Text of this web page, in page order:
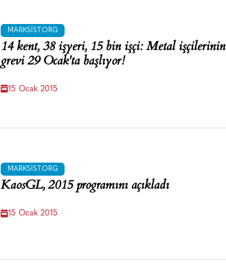
MARKSIST.ORG
14 kent, 38 işyeri, 15 bin işçi: Metal işçilerinin
grevi 29 Ocak'ta başlıyor!
15 Ocak 2015
MARKSIST.ORG
KaosGL, 2015 programını açıkladı
15 Ocak 2015